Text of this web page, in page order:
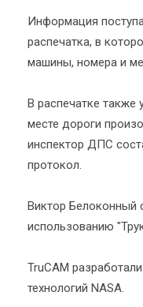
Информация
распечатка, в
машины, номера и
В распечатке также
месте дороги
инспектор ДПС
протокол.
Виктор Белоконный
использованию
TruCAM
технологий NASA.